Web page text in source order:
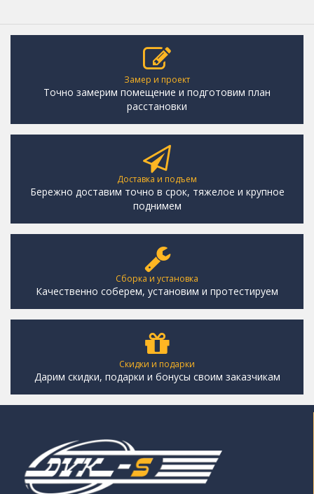
Замер и проект
Точно замерим помещение и подготовим план
расстановки
Доставка и подъем
Бережно доставим точно в срок, тяжелое и крупное
поднимем
Сборка и установка
Качественно соберем, установим и протестируем
Скидки и подарки
Дарим скидки, подарки и бонусы своим заказчикам